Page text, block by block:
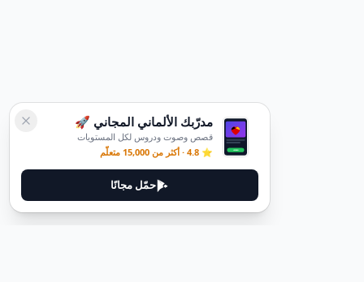
مدرّبك الألماني المجاني 🚀
قصص وصوت ودروس لكل المستويات
⭐ 4.8 · أكثر من 15,000 متعلّم
حمّل مجانًا